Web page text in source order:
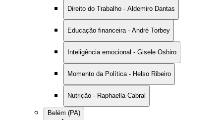
Direito do Trabalho - Aldemiro Dantas
Educação financeira - André Torbey
Inteligência emocional - Gisele Oshiro
Momento da Política - Helso Ribeiro
Nutrição - Raphaella Cabral
Belém (PA)